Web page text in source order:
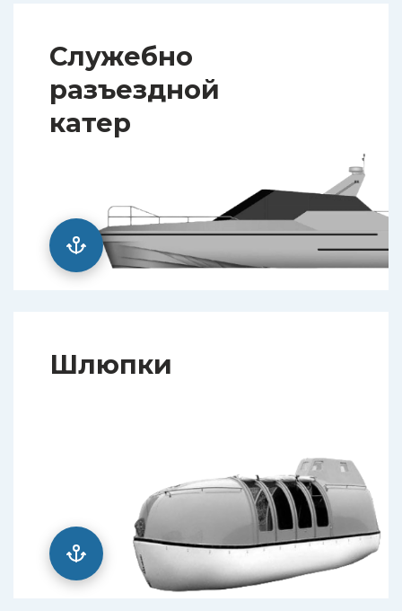
Служебно
разъездной
катер
Шлюпки